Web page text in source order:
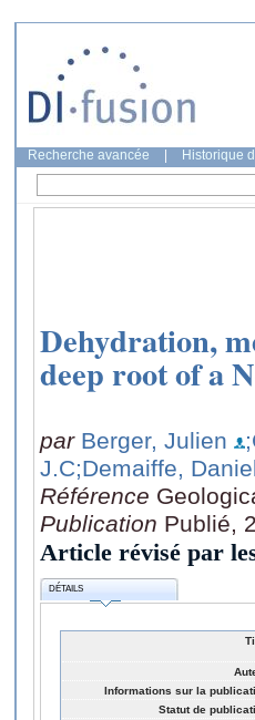
Recherche avancée Historique
Dehydration,
deep root of a
par Berger, Julien
J.C;Demaiffe,
Référence
Publication Publié,
Article révisé par
DÉTAILS
Informations sur la
Statut de